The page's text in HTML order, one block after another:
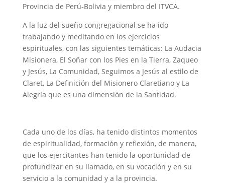
Provincia de Perú-Bolivia y miembro del ITVCA.
A la luz del sueño congregacional se ha ido
trabajando y meditando en los ejercicios
espirituales, con las siguientes temáticas: La Audacia
Misionera, El Soñar con los Pies en la Tierra, Zaqueo
y Jesús, La Comunidad, Seguimos a Jesús al estilo de
Claret, La Definición del Misionero Claretiano y La
Alegría que es una dimensión de la Santidad.
Cada uno de los días, ha tenido distintos momentos
de espiritualidad, formación y reflexión, de manera,
que los ejercitantes han tenido la oportunidad de
profundizar en su llamado, en su vocación y en su
servicio a la comunidad y a la provincia.